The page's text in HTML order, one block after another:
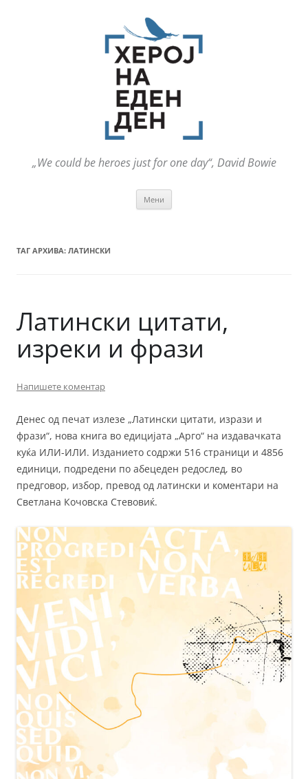
„We could be heroes just for one day“, David Bowie
Мени
ТАГ АРХИВА: ЛАТИНСКИ
Латински цитати,
изреки и фрази
Напишете коментар
Денес од печат излезе „Латински цитати, изрази и
фрази“, нова книга во едицијата „Арго“ на издавачката
куќа ИЛИ-ИЛИ. Изданието содржи 516 страници и 4856
единици, подредени по абецеден редослед, во
предговор, избор, превод од латински и коментари на
Светлана Кочовска Стевовиќ.